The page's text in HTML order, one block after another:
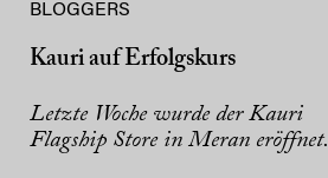
BLOGGERS
Kauri auf Erfolgskurs
Letzte Woche wurde der Kauri
Flagship Store in Meran eröffnet.